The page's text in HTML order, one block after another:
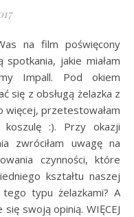
jakie miałam
Impall. Pod okiem
się z obsługą żelazka z
więcej, przetestowałam
:). Przy okazji
zwróciłam uwagę na
czynności, które
kształtu naszej
typu żelazkami? A
swoją opinią. WIĘCEJ